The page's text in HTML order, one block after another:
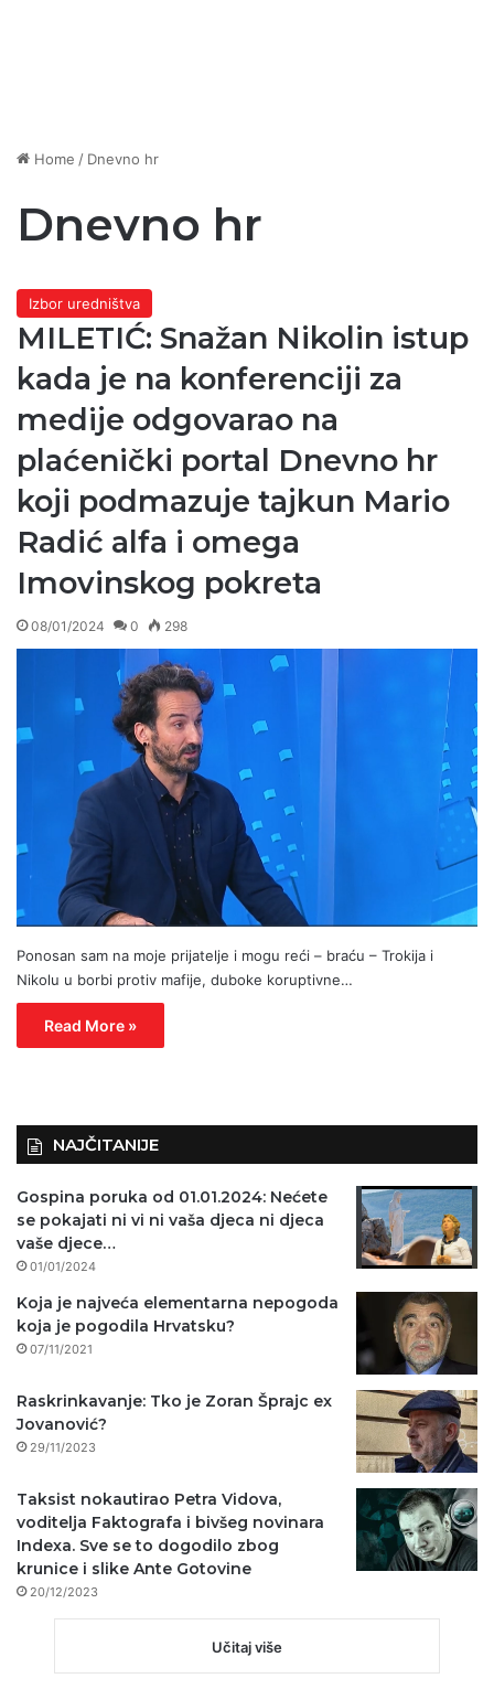
Home / Dnevno hr
Dnevno hr
Izbor uredništva
MILETIĆ: Snažan Nikolin istup
kada je na konferenciji za
medije odgovarao na
plaćenički portal Dnevno hr
koji podmazuje tajkun Mario
Radić alfa i omega
Imovinskog pokreta
08/01/2024 0 298
Ponosan sam na moje prijatelje i mogu reći – braću – Trokija i
Nikolu u borbi protiv mafije, duboke koruptivne…
Read More »
NAJČITANIJE
Gospina poruka od 01.01.2024: Nećete
se pokajati ni vi ni vaša djeca ni djeca
vaše djece…
01/01/2024
Koja je najveća elementarna nepogoda
koja je pogodila Hrvatsku?
07/11/2021
Raskrinkavanje: Tko je Zoran Šprajc ex
Jovanović?
29/11/2023
Taksist nokautirao Petra Vidova,
voditelja Faktografa i bivšeg novinara
Indexa. Sve se to dogodilo zbog
krunice i slike Ante Gotovine
20/12/2023
Učitaj više